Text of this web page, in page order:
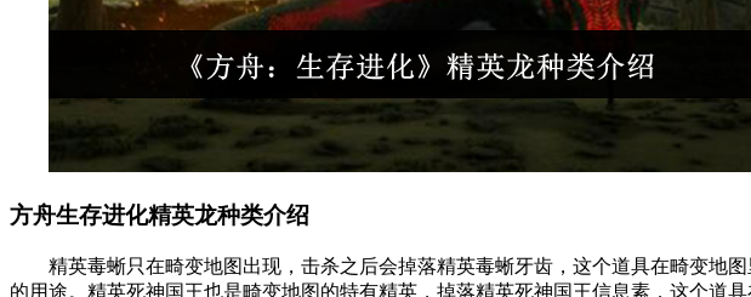
方舟生存进化精英龙种类介绍
精英毒蜥只在畸变地图出现，击杀之后会掉落精英毒蜥牙齿，这个道具在畸变地
的用途。精英死神国王也是畸变地图的特有精英，掉落精英死神国王信息素，这个道